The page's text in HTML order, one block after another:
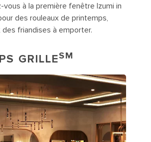
vous à la première fenêtre Izumi in
des rouleaux de printemps,
friandises à emporter.
GRILLESM